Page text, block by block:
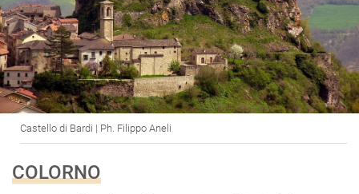
Castello di Bardi | Ph. Filippo Aneli
COLORNO